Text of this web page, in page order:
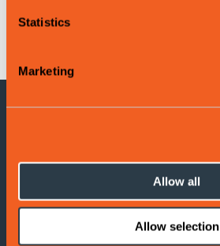
Statistics
Marketing
Allow all
Allow selection
Voss Turistinformasjon